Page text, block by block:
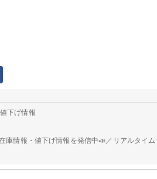
下げ情報
庫情報・値下げ情報を発信中📣／リアルタイ